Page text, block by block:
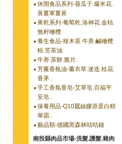
休閒食品系列-葵瓜子.爆米花.
黃薑軍薑黃
果乾系列-葡萄乾.洛神花.金桔.
無籽橄欖
養生食品-辣木茶.牛蒡.鹹橄欖
粉.苦茶油
牛蒡.茶餅.脆片.
芳薰香氛油-薰衣草.迷迭.桂花.
香茅..
手工香氛香皂-艾草皂.百福平
安皂..
保養用品-Q10蠶絲膠原蛋白精
華霜..
藝品類-德國黑森林咕咕鐘
南投縣肉品市場-洗髮.護髮.豬肉